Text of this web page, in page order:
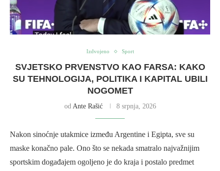
Izdvojeno Sport
SVJETSKO PRVENSTVO KAO FARSA: KAKO
SU TEHNOLOGIJA, POLITIKA I KAPITAL UBILI
NOGOMET
od Ante Rašić 8 srpnja, 2026
Nakon sinoćnje utakmice između Argentine i Egipta, sve su
maske konačno pale. Ono što se nekada smatralo najvažnijim
sportskim događajem ogoljeno je do kraja i postalo predmet